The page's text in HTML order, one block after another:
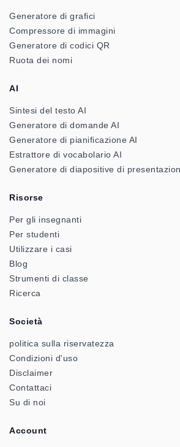
Generatore di grafici
Compressore di immagini
Generatore di codici QR
Ruota dei nomi
AI
Sintesi del testo AI
Generatore di domande AI
Generatore di pianificazione AI
Estrattore di vocabolario AI
Generatore di diapositive di
Risorse
Per gli insegnanti
Per studenti
Utilizzare i casi
Blog
Strumenti di classe
Ricerca
Società
politica sulla riservatezza
Condizioni d'uso
Disclaimer
Contattaci
Su di noi
Account